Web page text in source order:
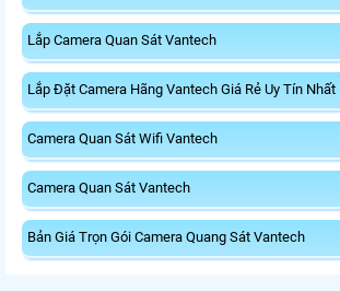
Lắp Camera Quan Sát Vantech
Lắp Đặt Camera Hãng Vantech Giá Rẻ Uy Tín Nhất
Camera Quan Sát Wifi Vantech
Camera Quan Sát Vantech
Bản Giá Trọn Gói Camera Quang Sát Vantech